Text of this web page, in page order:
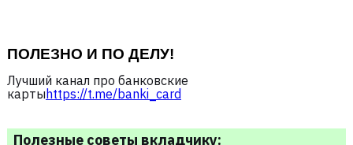
ПОЛЕЗНО И ПО ДЕЛУ!
Лучший канал про банковские
карты https://t.me/banki_card
Полезные советы вкладчику: